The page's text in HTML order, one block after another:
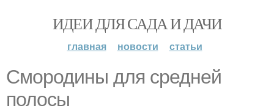
ИДЕИ ДЛЯ САДА И ДАЧИ
главная новости статьи
Смородины для средней
полосы